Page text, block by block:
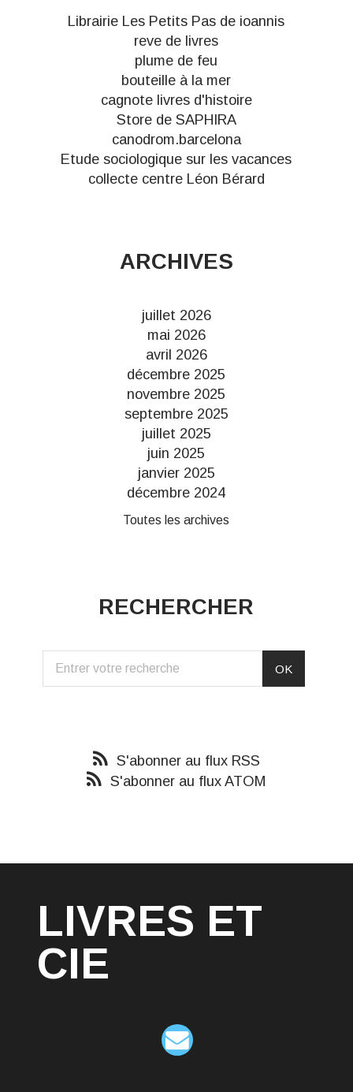
Librairie Les Petits Pas de ioannis
reve de livres
plume de feu
bouteille à la mer
cagnote livres d'histoire
Store de SAPHIRA
canodrom.barcelona
Etude sociologique sur les vacances
collecte centre Léon Bérard
ARCHIVES
juillet 2026
mai 2026
avril 2026
décembre 2025
novembre 2025
septembre 2025
juillet 2025
juin 2025
janvier 2025
décembre 2024
Toutes les archives
RECHERCHER
S'abonner au flux RSS
S'abonner au flux ATOM
LIVRES ET
CIE